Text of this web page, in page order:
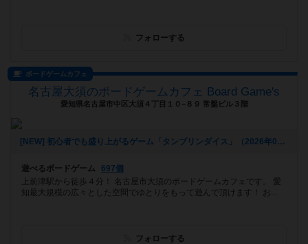
フォローする
ボードゲームカフェ
名古屋大須のボードゲームカフェ Board Game's
愛知県名古屋市中区大須４丁目１０−８９ 常盤ビル３階
[NEW] 初心者でも盛り上がるゲーム「タンブリンダイス」（2026年07月17日 14時05分）
遊べるボードゲーム
697個
上前津駅から徒歩４分！ 名古屋市大須のボードゲームカフェです。 愛
知最大規模の広々とした空間でゆとりをもって遊んで頂けます！ お...
フォローする